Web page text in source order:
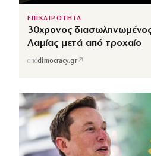
ΕΠΙΚΑΙΡΟΤΗΤΑ
30χρονος
Λαμίας μετά από τροχαίο
απόdimocracy.gr↗